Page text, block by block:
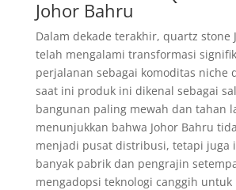
Johor Bahru
Dalam dekade terakhir, quartz stone
telah mengalami transformasi
perjalanan sebagai komoditas niche
saat ini produk ini dikenal sebagai
bangunan paling mewah dan tahan
menunjukkan bahwa Johor Bahru
menjadi pusat distribusi, tetapi juga
banyak pabrik dan pengrajin
mengadopsi teknologi canggih untuk